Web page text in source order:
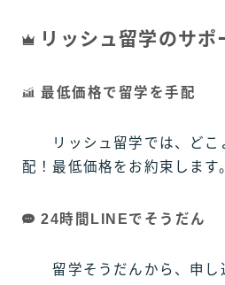
リッシュ留学のサポ
最低価格で留学を手配
リッシュ留学では、どこ
配！最低価格をお約束します
24時間LINEでそうだん
留学そうだんから、申し